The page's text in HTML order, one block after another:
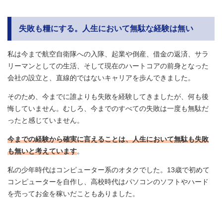
失敗も糧にする。人生において無駄な経験は無い
私は今まで航空自衛隊への入隊、起業や倒産、借金の返済、サラ
リーマンとしての生活、そして現在のハートコアの前身となった
会社の設立と、直線的ではないキャリアを歩んできました。
そのため、今までに誰よりも失敗を経験してきましたが、何も後
悔していません。むしろ、今までのすべての失敗は一度も無駄だ
ったと感じていません。
今までの経験から確実に言えることは、人生において無駄も失敗
も無いと考えています。
私の少年時代はコンピューター系のオタクでした。13歳で初めて
コンピューターを自作し、高校時代はパソコンのソフトやハード
を売ってお金を稼いだこともありました。